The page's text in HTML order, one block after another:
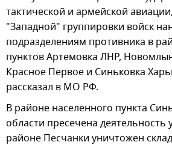
тактической и армейской
"Западной" группировки войск
подразделениям противника в
пунктов Артемовка ЛНР,
Красное Первое и Синьковка
рассказал в МО РФ.
В районе населенного пункта
области пресечена деятельность
районе Песчанки уничтожен